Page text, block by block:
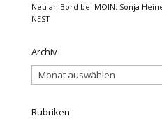
Neu an Bord bei MOIN: Sonja
NEST
Archiv
Archiv
Rubriken